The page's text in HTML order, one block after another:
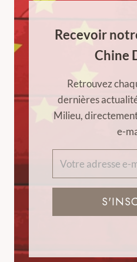
Recevoir
Chine
Retrouvez
dernières
Milieu,
e-